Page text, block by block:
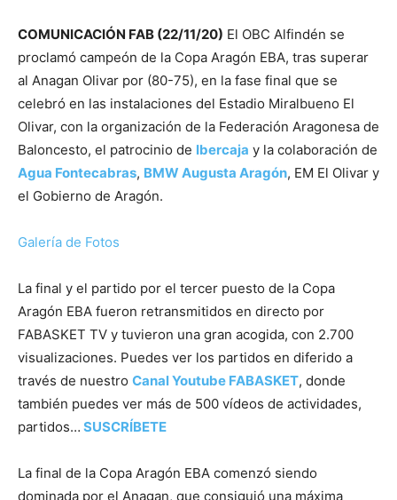
COMUNICACIÓN FAB (22/11/20) El OBC Alfindén se
proclamó campeón de la Copa Aragón EBA, tras superar
al Anagan Olivar por (80-75), en la fase final que se
celebró en las instalaciones del Estadio Miralbueno El
Olivar, con la organización de la Federación Aragonesa de
Baloncesto, el patrocinio de Ibercaja y la colaboración de
Agua Fontecabras, BMW Augusta Aragón, EM El Olivar y
el Gobierno de Aragón.
Galería de Fotos
La final y el partido por el tercer puesto de la Copa
Aragón EBA fueron retransmitidos en directo por
FABASKET TV y tuvieron una gran acogida, con 2.700
visualizaciones. Puedes ver los partidos en diferido a
través de nuestro Canal Youtube FABASKET, donde
también puedes ver más de 500 vídeos de actividades,
partidos… SUSCRÍBETE
La final de la Copa Aragón EBA comenzó siendo
dominada por el Anagan, que consiguió una máxima